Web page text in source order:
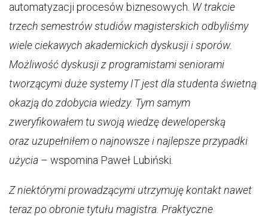
automatyzacji procesów biznesowych. W trakcie
trzech semestrów studiów magisterskich odbyliśmy
wiele ciekawych akademickich dyskusji i sporów.
Możliwość dyskusji z programistami seniorami
tworzącymi duże systemy IT jest dla studenta świetną
okazją do zdobycia wiedzy. Tym samym
zweryfikowałem tu swoją wiedzę deweloperską
oraz uzupełniłem o najnowsze i najlepsze przypadki
użycia – wspomina Paweł Lubiński.
Z niektórymi prowadzącymi utrzymuję kontakt nawet
teraz po obronie tytułu magistra. Praktyczne